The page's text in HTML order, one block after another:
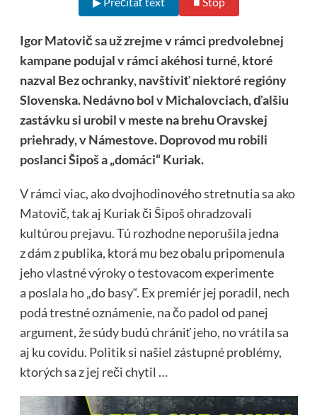
Igor Matovič sa už zrejme v rámci predvolebnej
kampane podujal v rámci akéhosi turné, ktoré
nazval Bez ochranky, navštíviť niektoré regióny
Slovenska. Nedávno bol v Michalovciach, ďalšiu
zastávku si urobil v meste na brehu Oravskej
priehrady, v Námestove. Doprovod mu robili
poslanci Šipoš a „domáci“ Kuriak.
V rámci viac, ako dvojhodinového stretnutia sa ako
Matovič, tak aj Kuriak či Šipoš ohradzovali
kultúrou prejavu. Tú rozhodne neporušila jedna
z dám z publika, ktorá mu bez obalu pripomenula
jeho vlastné výroky o testovacom experimente
a poslala ho „do basy“. Ex premiér jej poradil, nech
podá trestné oznámenie, na čo padol od panej
argument, že súdy budú chrániť jeho, no vrátila sa
aj ku covidu. Politik si našiel zástupné problémy,
ktorých sa z jej reči chytil …